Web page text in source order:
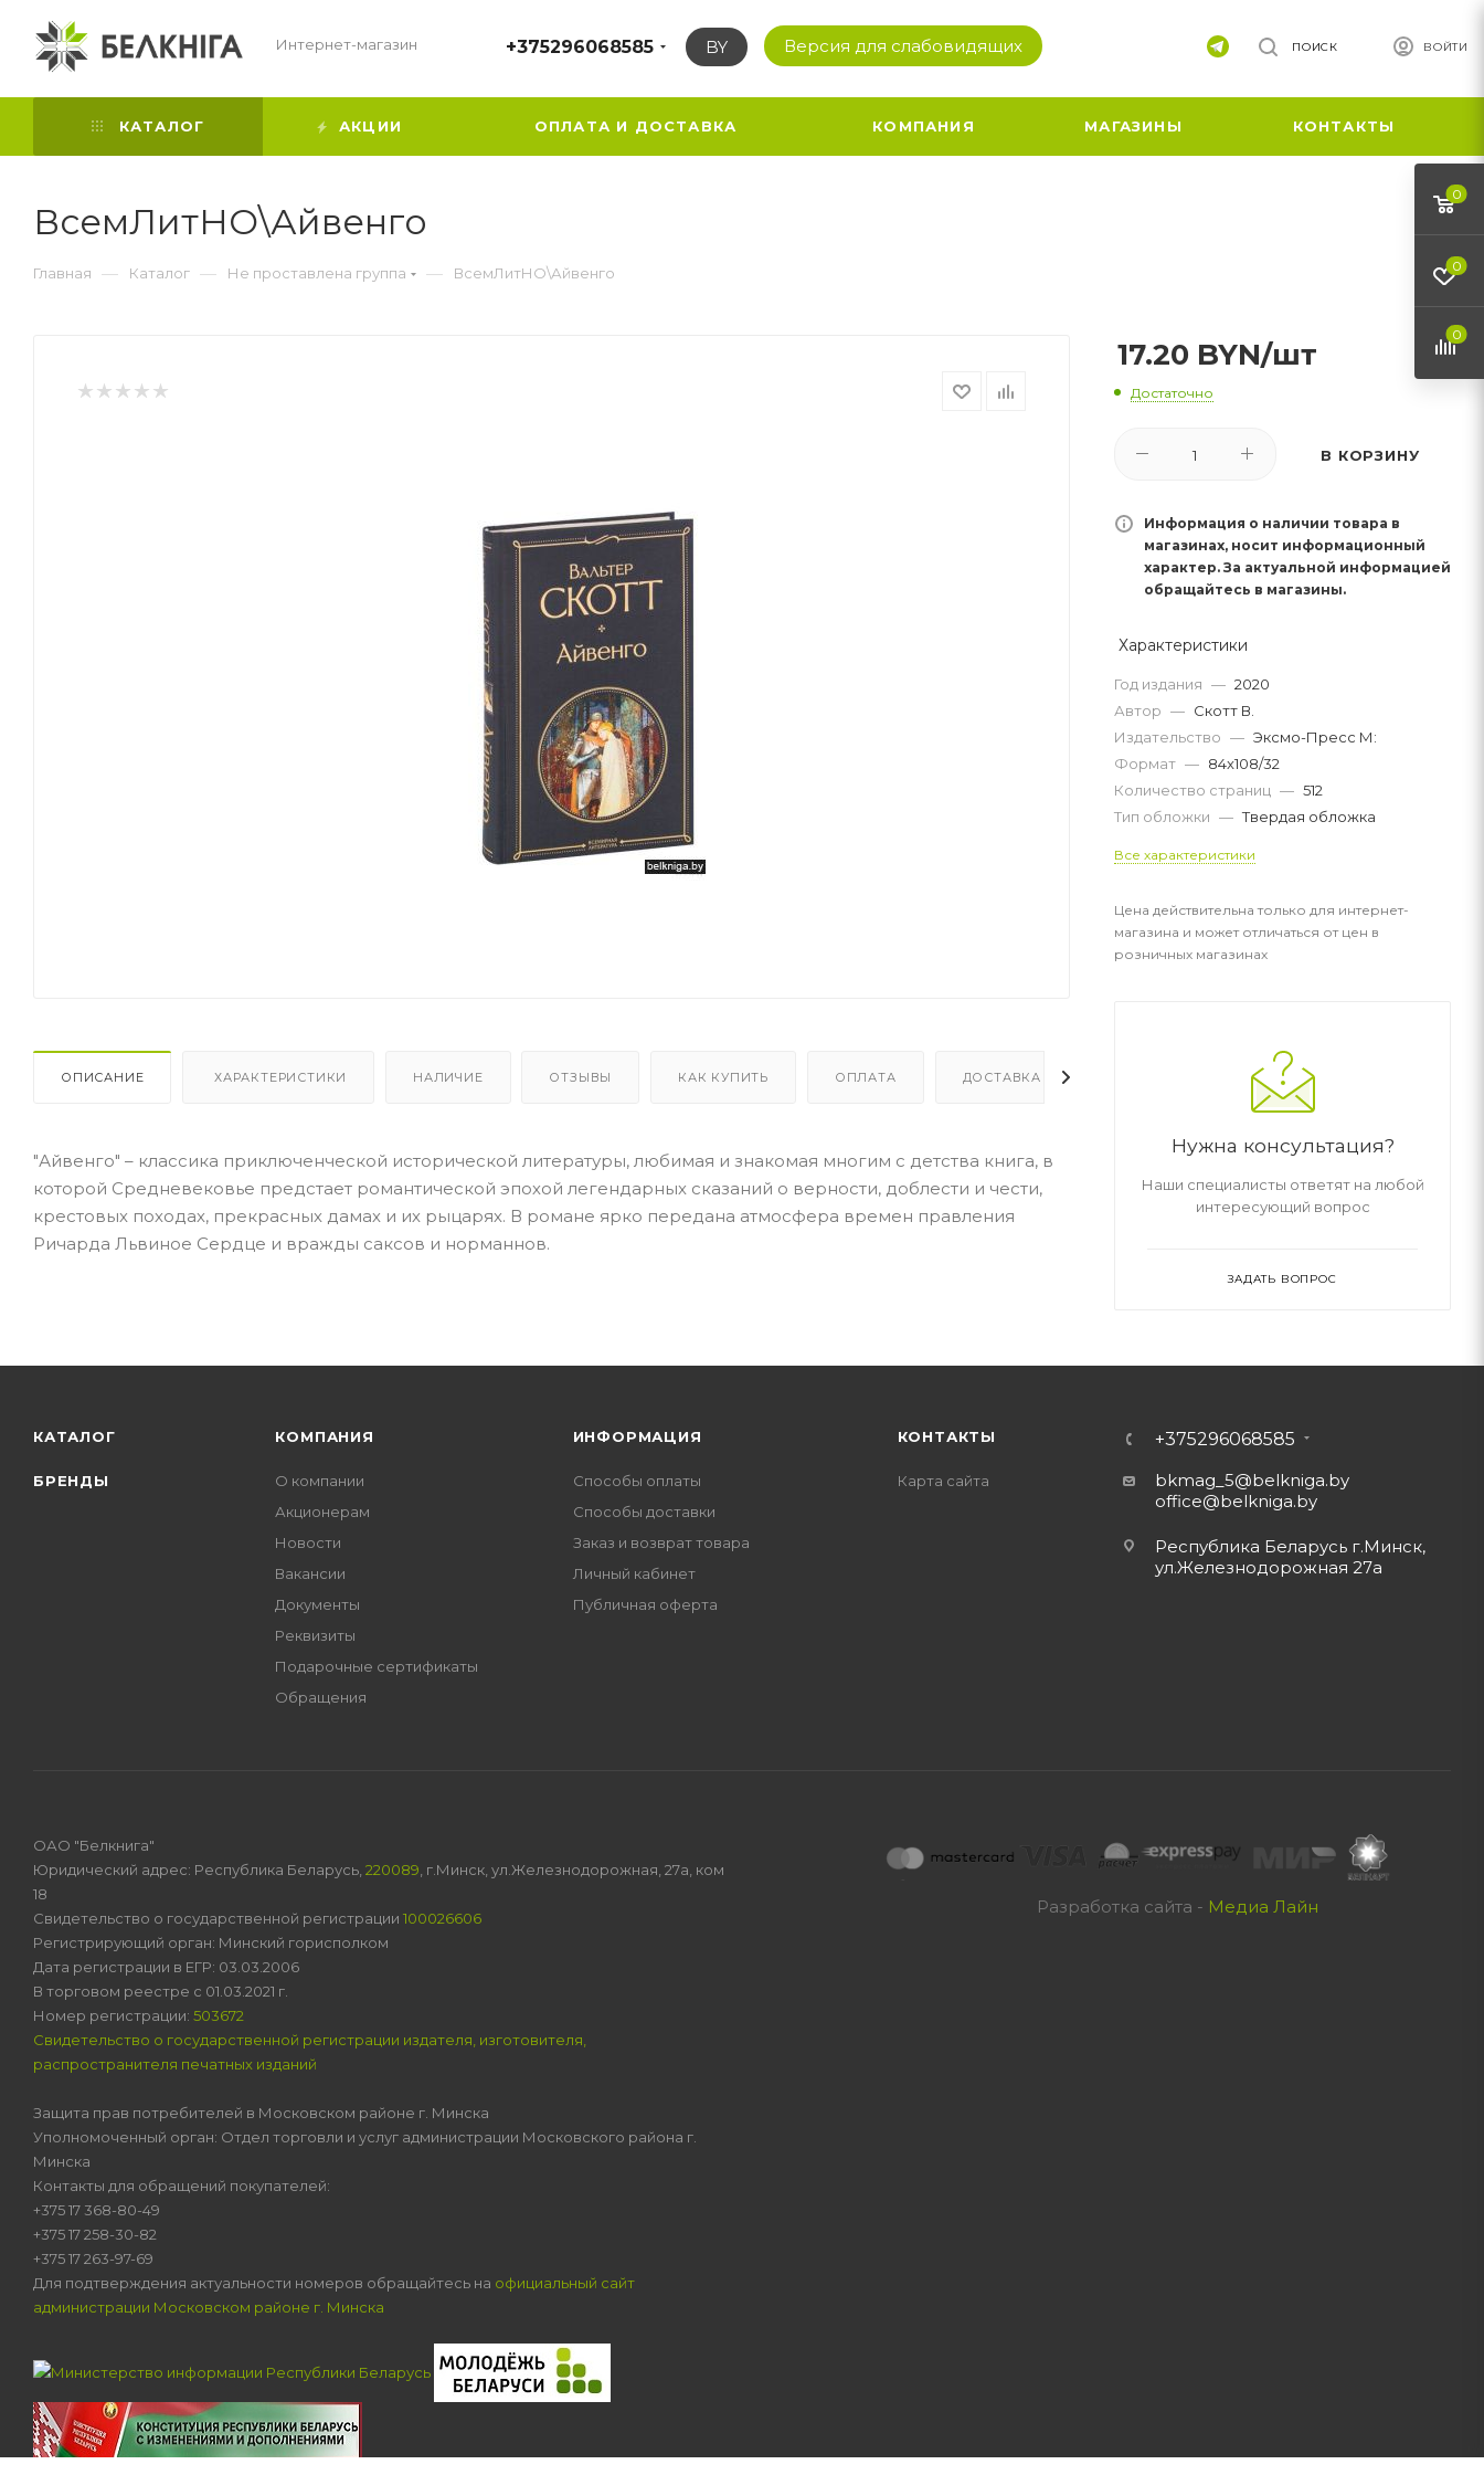
Интернет-магазин +375296068585 BY Версия для слабовидящих ВОЙТИ
ПОИСК
КАТАЛОГ АКЦИИ ОПЛАТА И ДОСТАВКА КОМПАНИЯ МАГАЗИНЫ КОНТАКТЫ
ВсемЛитНО\Айвенго
Главная — Каталог — Не проставлена группа — ВсемЛитНО\Айвенго
ОПИСАНИЕ ХАРАКТЕРИСТИКИ НАЛИЧИЕ ОТЗЫВЫ КАК КУПИТЬ ОПЛАТА ДОСТАВКА
"Айвенго" – классика приключенческой исторической литературы, любимая и знакомая многим с детства книга, в
которой Средневековье предстает романтической эпохой легендарных сказаний о верности, доблести и чести,
крестовых походах, прекрасных дамах и их рыцарях. В романе ярко передана атмосфера времен правления
Ричарда Львиное Сердце и вражды саксов и норманнов.
17.20 BYN/шт
Достаточно
В КОРЗИНУ
Информация о наличии товара в
магазинах, носит информационный
характер. За актуальной информацией
обращайтесь в магазины.
Характеристики
Год издания — 2020
Автор — Скотт В.
Издательство — Эксмо-Пресс М:
Формат — 84x108/32
Количество страниц — 512
Тип обложки — Твердая обложка
Все характеристики
Цена действительна только для интернет-
магазина и может отличаться от цен в
розничных магазинах
Нужна консультация?
Наши специалисты ответят на любой
интересующий вопрос
ЗАДАТЬ ВОПРОС
КАТАЛОГ
БРЕНДЫ
КОМПАНИЯ
О компании
Акционерам
Новости
Вакансии
Документы
Реквизиты
Подарочные сертификаты
Обращения
ИНФОРМАЦИЯ
Способы оплаты
Способы доставки
Заказ и возврат товара
Личный кабинет
Публичная оферта
КОНТАКТЫ
Карта сайта
+375296068585
bkmag_5@belkniga.by
office@belkniga.by
Республика Беларусь г.Минск,
ул.Железнодорожная 27а
Разработка сайта - Медиа Лайн
ОАО "Белкнига"
Юридический адрес: Республика Беларусь, 220089 , г.Минск, ул.Железнодорожная, 27а, ком
18
Свидетельство о государственной регистрации 100026606
Регистрирующий орган: Минский горисполком
Дата регистрации в ЕГР: 03.03.2006
В торговом реестре с 01.03.2021 г.
Номер регистрации: 503672
Свидетельство о государственной регистрации издателя, изготовителя,
распространителя печатных изданий
Защита прав потребителей в Московском районе г. Минска
Уполномоченный орган: Отдел торговли и услуг администрации Московского района г.
Минска
Контакты для обращений покупателей:
+375 17 368-80-49
+375 17 258-30-82
+375 17 263-97-69
Для подтверждения актуальности номеров обращайтесь на официальный сайт
администрации Московском районе г. Минска
0
0
0